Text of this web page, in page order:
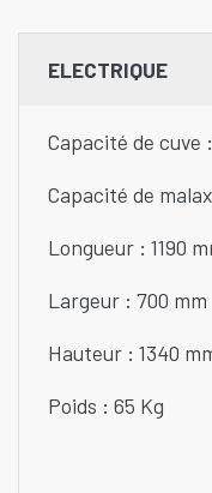
ELECTRIQUE
Capacité de cuve :
Capacité de
Longueur : 1190
Largeur : 700 mm
Hauteur : 1340
Poids : 65 Kg